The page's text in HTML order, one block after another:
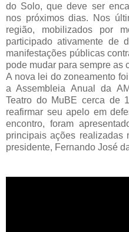
do Solo, que deve ser
nos próximos dias. Nos
região, mobilizados por
participado ativamente de
manifestações públicas
pode mudar para sempre as
A nova lei do zoneamento
a Assembleia Anual da
Teatro do MuBE cerca de
reafirmar seu apelo em
encontro, foram
principais ações realizadas
presidente, Fernando José